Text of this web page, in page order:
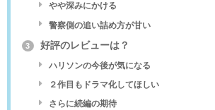
やや深みにかける
警察側の追い詰め方が甘い
3 好評のレビューは？
ハリソンの今後が気になる
２作目もドラマ化してほしい
さらに続編の期待